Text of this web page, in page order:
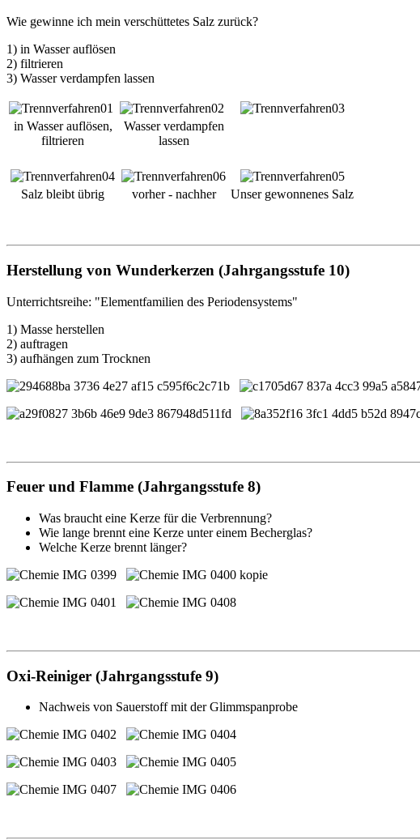
Wie gewinne ich mein verschüttetes Salz zurück?
1) in Wasser auflösen
2) filtrieren
3) Wasser verdampfen lassen
in Wasser auflösen,
filtrieren
Wasser verdampfen
lassen
Salz bleibt übrig vorher - nachher Unser gewonnenes Salz
Herstellung von Wunderkerzen (Jahrgangsstufe 10)
Unterrichtsreihe: "Elementfamilien des Periodensystems"
1) Masse herstellen
2) auftragen
3) aufhängen zum Trocknen
Feuer und Flamme (Jahrgangsstufe 8)
Was braucht eine Kerze für die Verbrennung?
Wie lange brennt eine Kerze unter einem Becherglas?
Welche Kerze brennt länger?
Oxi-Reiniger (Jahrgangsstufe 9)
Nachweis von Sauerstoff mit der Glimmspanprobe